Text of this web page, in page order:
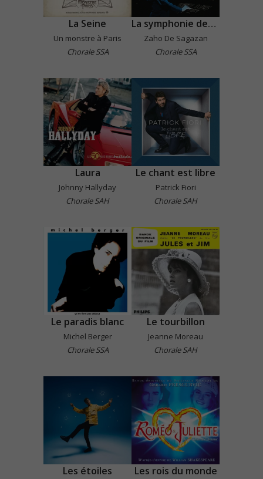
La Seine
Un monstre à Paris
Chorale SSA
La symphonie des éclairs
Zaho De Sagazan
Chorale SSA
Laura
Johnny Hallyday
Chorale SAH
Le chant est libre
Patrick Fiori
Chorale SAH
Le paradis blanc
Michel Berger
Chorale SSA
Le tourbillon
Jeanne Moreau
Chorale SAH
Les étoiles Les rois du monde